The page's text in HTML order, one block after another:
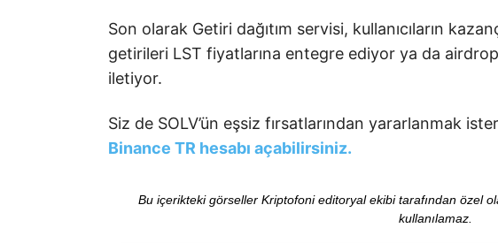
Son olarak Getiri dağıtım servisi, kullanıcıların
getirileri LST fiyatlarına entegre ediyor ya da
iletiyor.
Siz de SOLV’ün eşsiz fırsatlarından yararlanmak
Binance TR hesabı açabilirsiniz.
Bu içerikteki görseller Kriptofoni editoryal ekibi tarafından özel
kullanılamaz.